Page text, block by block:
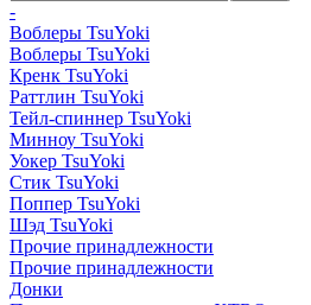
-
Воблеры TsuYoki
Воблеры TsuYoki
Кренк TsuYoki
Раттлин TsuYoki
Тейл-спиннер TsuYoki
Минноу TsuYoki
Уокер TsuYoki
Стик TsuYoki
Поппер TsuYoki
Шэд TsuYoki
Прочие принадлежности
Прочие принадлежности
Донки